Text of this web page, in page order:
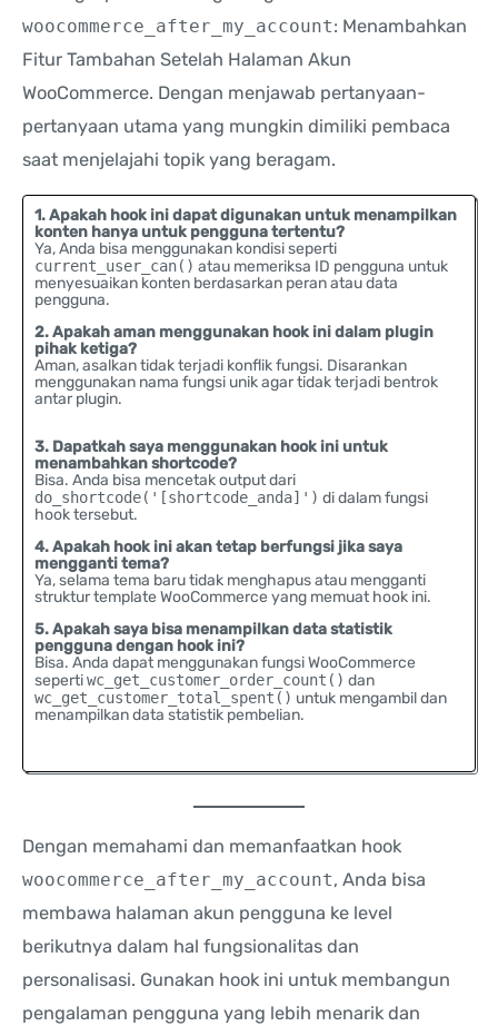
woocommerce_after_my_account: Menambahkan
Fitur Tambahan Setelah Halaman Akun
WooCommerce. Dengan menjawab pertanyaan-
pertanyaan utama yang mungkin dimiliki pembaca
saat menjelajahi topik yang beragam.
1. Apakah hook ini dapat digunakan untuk menampilkan
konten hanya untuk pengguna tertentu?
Ya, Anda bisa menggunakan kondisi seperti
current_user_can() atau memeriksa ID pengguna untuk
menyesuaikan konten berdasarkan peran atau data
pengguna.
2. Apakah aman menggunakan hook ini dalam plugin
pihak ketiga?
Aman, asalkan tidak terjadi konflik fungsi. Disarankan
menggunakan nama fungsi unik agar tidak terjadi bentrok
antar plugin.
3. Dapatkah saya menggunakan hook ini untuk
menambahkan shortcode?
Bisa. Anda bisa mencetak output dari
do_shortcode('[shortcode_anda]') di dalam fungsi
hook tersebut.
4. Apakah hook ini akan tetap berfungsi jika saya
mengganti tema?
Ya, selama tema baru tidak menghapus atau mengganti
struktur template WooCommerce yang memuat hook ini.
5. Apakah saya bisa menampilkan data statistik
pengguna dengan hook ini?
Bisa. Anda dapat menggunakan fungsi WooCommerce
sepertiwc_get_customer_order_count() dan
wc_get_customer_total_spent() untuk mengambil dan
menampilkan data statistik pembelian.
Dengan memahami dan memanfaatkan hook
woocommerce_after_my_account, Anda bisa
membawa halaman akun pengguna ke level
berikutnya dalam hal fungsionalitas dan
personalisasi. Gunakan hook ini untuk membangun
pengalaman pengguna yang lebih menarik dan